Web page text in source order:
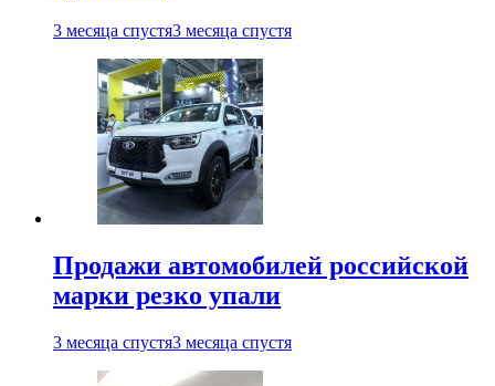
3 месяца спустя3 месяца спустя
Продажи автомобилей российской
марки резко упали
3 месяца спустя3 месяца спустя